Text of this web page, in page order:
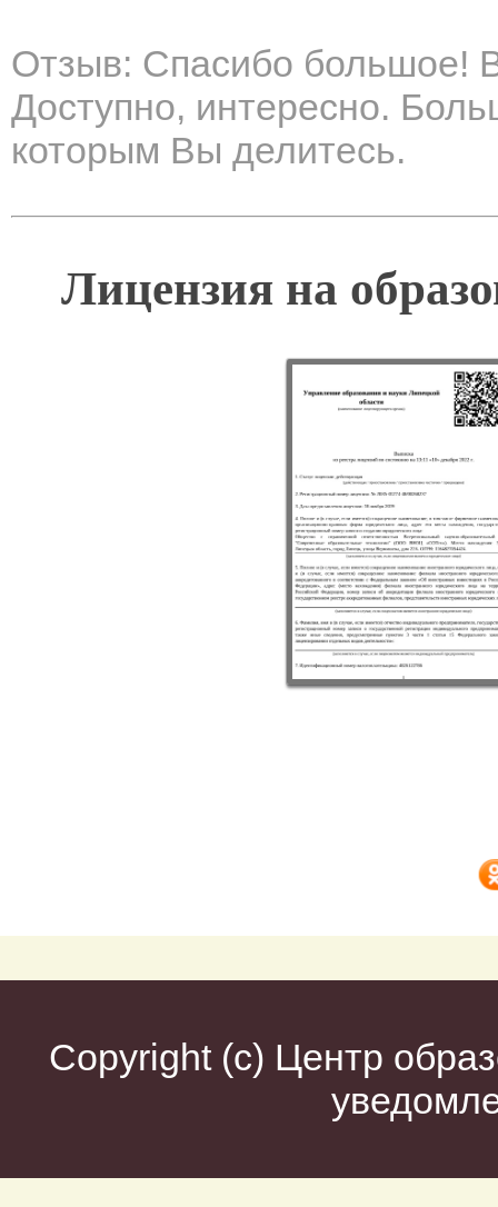
Отзыв: Спасибо большое!
Доступно, интересно.
которым Вы делитесь.
Лицензия на
Copyright (c) Центр